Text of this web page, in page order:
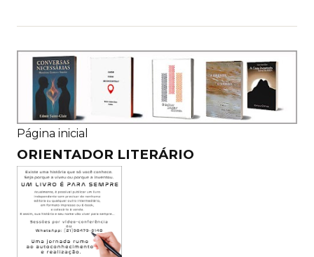
Página inicial
ORIENTADOR LITERÁRIO